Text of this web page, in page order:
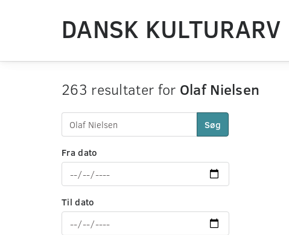
DANSK KULTURARV
263 resultater for Olaf Nielsen
Søg
Fra dato
Til dato